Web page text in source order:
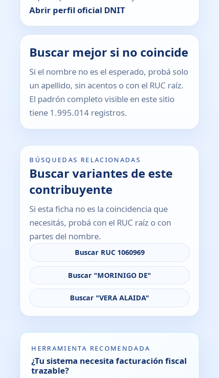
Abrir perfil oficial DNIT
Buscar mejor si no coincide
Si el nombre no es el esperado, probá solo
un apellido, sin acentos o con el RUC raíz.
El padrón completo visible en este sitio
tiene 1.995.014 registros.
BÚSQUEDAS RELACIONADAS
Buscar variantes de este
contribuyente
Si esta ficha no es la coincidencia que
necesitás, probá con el RUC raíz o con
partes del nombre.
Buscar RUC 1060969
Buscar "MORINIGO DE"
Buscar "VERA ALAIDA"
HERRAMIENTA RECOMENDADA
¿Tu sistema necesita facturación fiscal
trazable?